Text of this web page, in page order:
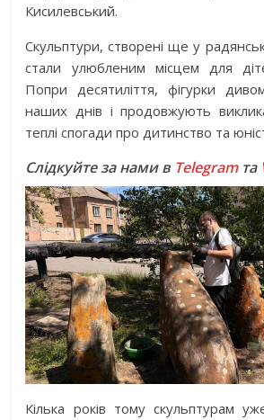
Кисилевський.
Скульптури, створені ще у
стали улюбленим місцем для
Попри десятиліття, фігурки
наших днів і продовжують
теплі спогади про дитинство та
Слідкуйте за нами в Telegramта
Кілька років тому скульптурам